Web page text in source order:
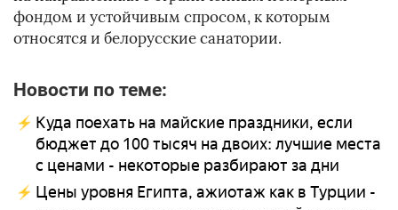
фондом и устойчивым спросом, к которым
относятся и белорусские санатории.
Новости по теме:
Куда поехать на майские праздники, если
бюджет до 100 тысяч на двоих: лучшие места
с ценами - некоторые разбирают за дни
Цены уровня Египта, ажиотаж как в Турции -